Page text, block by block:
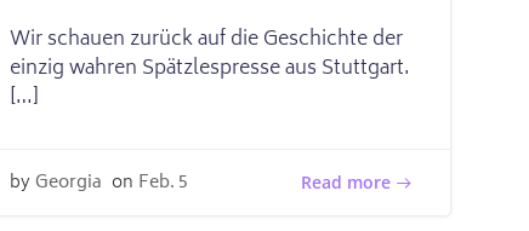
Wir schauen zurück auf die Geschichte der
einzig wahren Spätzlespresse aus Stuttgart.
[…]
byGeorgia on Feb. 5 Read more